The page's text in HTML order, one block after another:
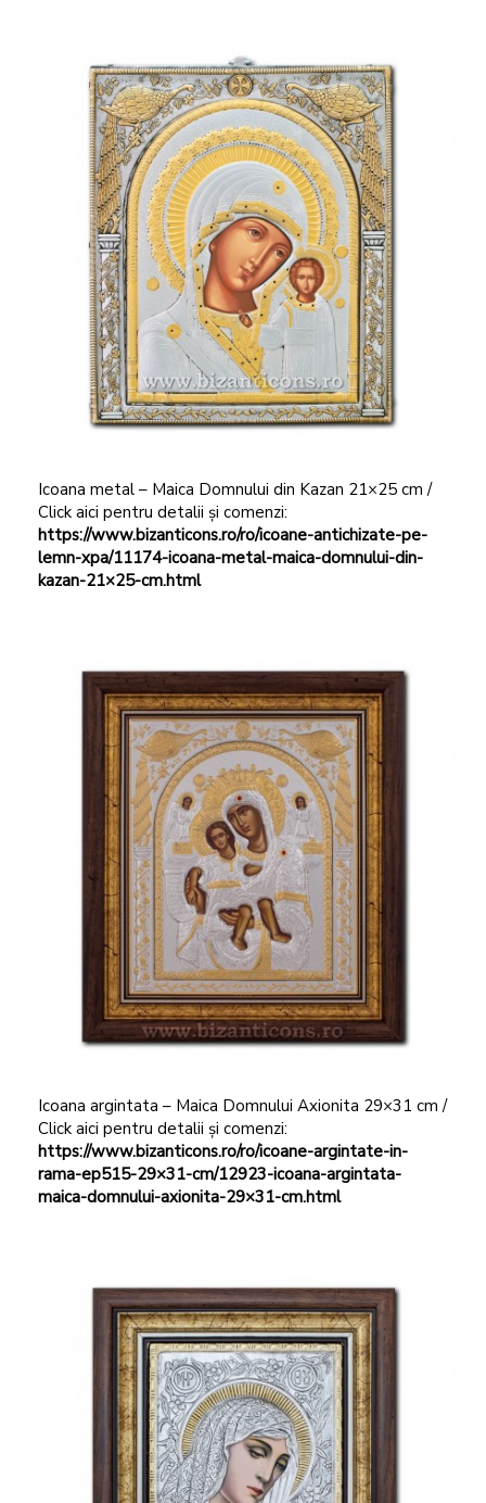
Icoana metal – Maica Domnului din Kazan 21×25 cm /
Click aici pentru detalii și comenzi:
https://www.bizanticons.ro/ro/icoane-antichizate-pe-
lemn-xpa/11174-icoana-metal-maica-domnului-din-
kazan-21×25-cm.html
Icoana argintata – Maica Domnului Axionita 29×31 cm /
Click aici pentru detalii și comenzi:
https://www.bizanticons.ro/ro/icoane-argintate-in-
rama-ep515-29×31-cm/12923-icoana-argintata-
maica-domnului-axionita-29×31-cm.html